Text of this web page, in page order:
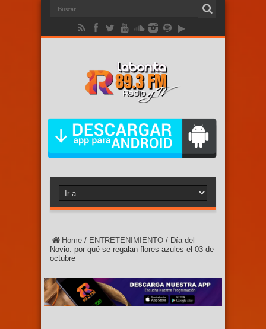
Home / ENTRETENIMIENTO / Día del
Novio: por qué se regalan flores azules el 03 de
octubre